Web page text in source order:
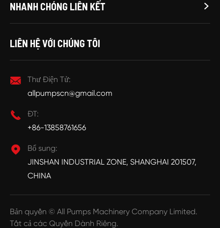
NHANH CHÓNG LIÊN KẾT 
LIÊN HỆ VỚI CHÚNG TÔI

Thư Điện Tử:
allpumpscn@gmail.com

ĐT:
+86-13858761656

Bổ sung:
JINSHAN INDUSTRIAL ZONE, SHANGHAI 201507,
CHINA
Bản quyền © All Pumps Machinery Company Limited.
Tất cả các Quyền Dành Riêng.